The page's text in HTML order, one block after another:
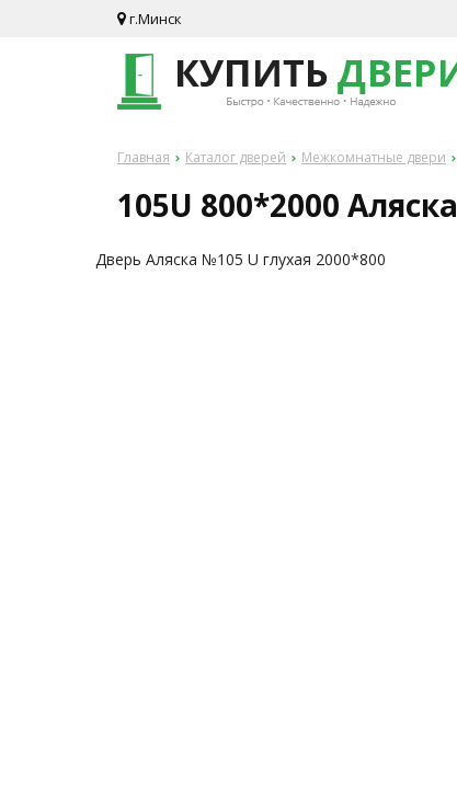
г.Минск
Главная Каталог дверей Межкомнатные двери
105U 800*2000 Аляска
Дверь Аляска №105 U глухая 2000*800